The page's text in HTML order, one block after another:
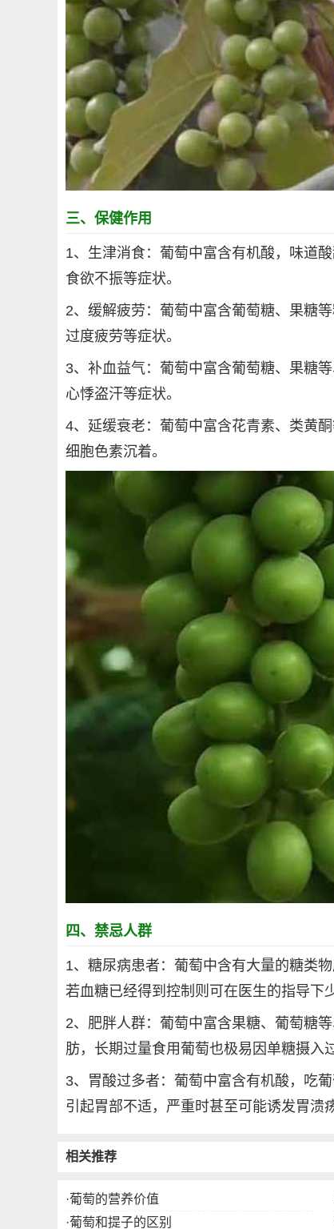
三、保健作用
1、生津消食：葡萄中富含有机酸，味道
食欲不振等症状。
2、缓解疲劳：葡萄中富含葡萄糖、果糖
过度疲劳等症状。
3、补血益气：葡萄中富含葡萄糖、果糖
心悸盗汗等症状。
4、延缓衰老：葡萄中富含花青素、类黄
细胞色素沉着。
四、禁忌人群
1、糖尿病患者：葡萄中含有大量的糖类
若血糖已经得到控制则可在医生的指导下
2、肥胖人群：葡萄中富含果糖、葡萄糖
肪，长期过量食用葡萄也极易因单糖摄入
3、胃酸过多者：葡萄中富含有机酸，吃
引起胃部不适，严重时甚至可能诱发胃溃
相关推荐
·葡萄的营养价值
·葡萄和提子的区别